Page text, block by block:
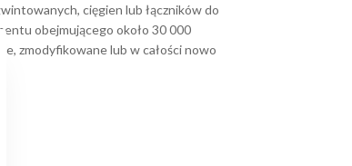
cięgien lub łączników do
obejmującego około 30 000
zmodyfikowane lub w całości nowo